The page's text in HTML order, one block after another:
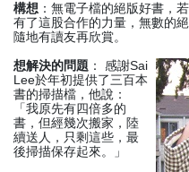
構想 ：無電子檔的絕版好書，
有了這股合作的力量，無數的
隨地有讀友再欣賞。
想解決的問題 ： 感謝Sai
Lee於年初提供了三百本
書的掃描檔，他說：
「我原先有四倍多的
書，但經幾次搬家，陸
續送人，只剩這些，最
後掃描保存起來。」